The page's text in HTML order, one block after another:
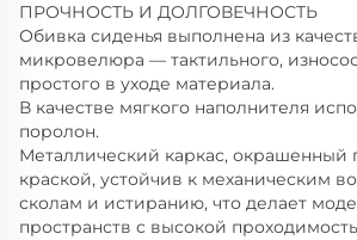
ПРОЧНОСТЬ И ДОЛГОВЕЧНОСТЬ
Обивка сиденья выполнена из
микровелюра — тактильного,
простого в уходе материала.
В качестве мягкого наполнителя
поролон.
Металлический каркас, окрашенный
краской, устойчив к механическим
сколам и истиранию, что делает
пространств c высокой